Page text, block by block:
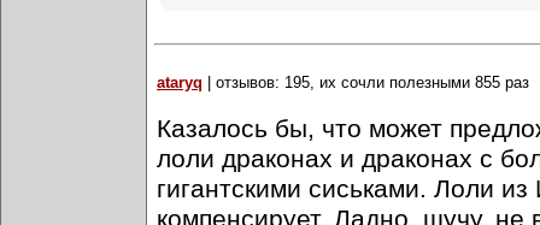
ataryq | отзывов: 195, их сочли полезными 855 раз
Казалось бы, что может
лоли драконах и драконах с
гигантскими сиськами. Лоли